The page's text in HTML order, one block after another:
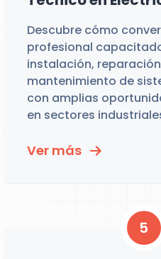
Descubre cómo
profesional
instalación,
mantenimiento de
con amplias
en sectores
Ver más
5